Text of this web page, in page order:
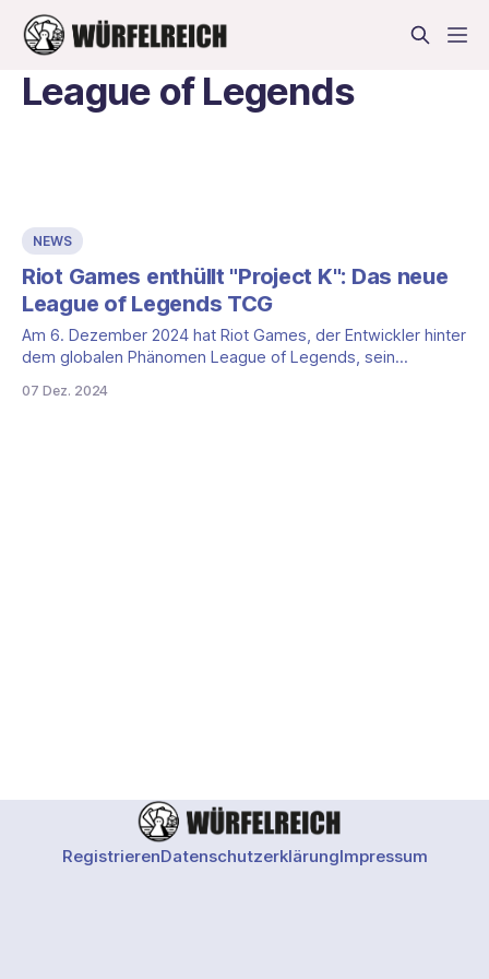
League of Legends
NEWS
Riot Games enthüllt "Project K": Das neue
League of Legends TCG
Am 6. Dezember 2024 hat Riot Games, der Entwickler hinter
dem globalen Phänomen League of Legends, sein
Game (TCG), das im League of Legends Universum
07 Dez. 2024
RegistrierenDatenschutzerklärungImpressum